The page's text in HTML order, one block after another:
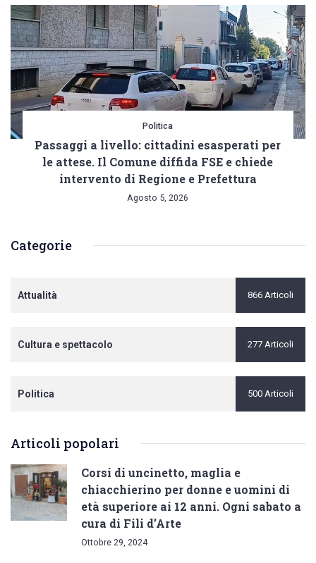
Politica
Passaggi a livello: cittadini esasperati per
le attese. Il Comune diffida FSE e chiede
intervento di Regione e Prefettura
Agosto 5, 2026
Categorie
Attualità 866 Articoli
Cultura e spettacolo 277 Articoli
Politica 500 Articoli
Articoli popolari
Corsi di uncinetto, maglia e
chiacchierino per donne e uomini di
età superiore ai 12 anni. Ogni sabato a
cura di Fili d’Arte
Ottobre 29, 2024